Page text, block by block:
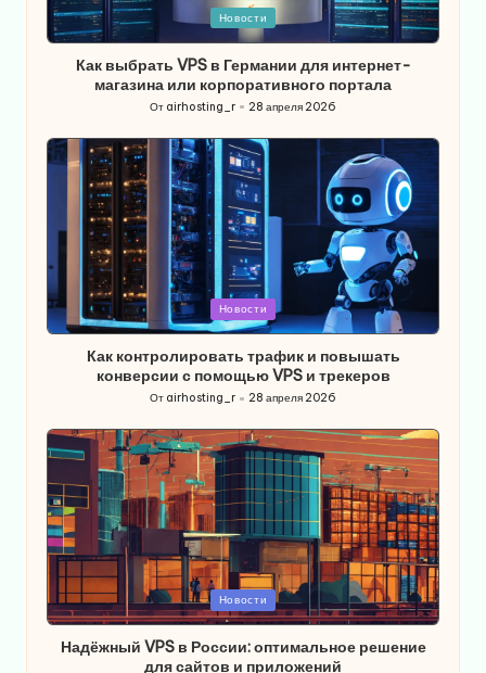
Опубликовано
в
Новости
Как выбрать VPS в Германии для интернет-
магазина или корпоративного портала
Запись
от
От airhosting_r 28 апреля 2026
Опубликовано
в
Новости
Как контролировать трафик и повышать
конверсии с помощью VPS и трекеров
Запись
от
От airhosting_r 28 апреля 2026
Опубликовано
в
Новости
Надёжный VPS в России: оптимальное решение
для сайтов и приложений